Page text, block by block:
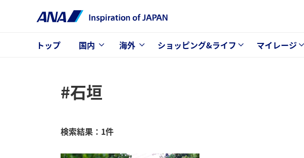
トップ 国内 海外 ショッピング&ライフ マイレージ
#石垣
検索結果：1件